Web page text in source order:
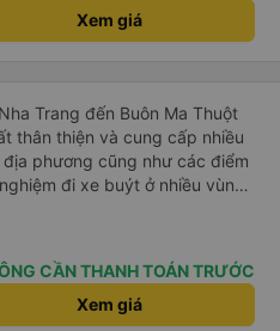
Xem giá
Trang đến Buôn Ma Thuột
thân thiện và cung cấp nhiều
phương cũng như các điểm
đi xe buýt ở nhiều vùng
trước đây của chúng tôi khá
Tài xế này là người lái xe an
Chúng tôi rất khuyến khích
Thai Son.
CẦN THANH TOÁN TRƯỚC
Xem giá